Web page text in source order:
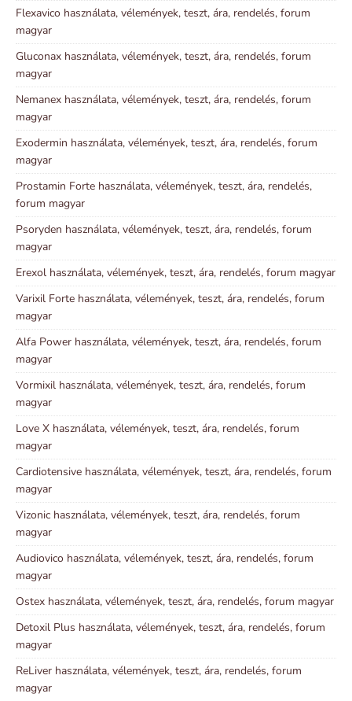
Flexavico használata, vélemények, teszt, ára, rendelés, forum
magyar
Gluconax használata, vélemények, teszt, ára, rendelés, forum
magyar
Nemanex használata, vélemények, teszt, ára, rendelés, forum
magyar
Exodermin használata, vélemények, teszt, ára, rendelés, forum
magyar
Prostamin Forte használata, vélemények, teszt, ára, rendelés,
forum magyar
Psoryden használata, vélemények, teszt, ára, rendelés, forum
magyar
Erexol használata, vélemények, teszt, ára, rendelés, forum magyar
Varixil Forte használata, vélemények, teszt, ára, rendelés, forum
magyar
Alfa Power használata, vélemények, teszt, ára, rendelés, forum
magyar
Vormixil használata, vélemények, teszt, ára, rendelés, forum
magyar
Love X használata, vélemények, teszt, ára, rendelés, forum
magyar
Cardiotensive használata, vélemények, teszt, ára, rendelés, forum
magyar
Vizonic használata, vélemények, teszt, ára, rendelés, forum
magyar
Audiovico használata, vélemények, teszt, ára, rendelés, forum
magyar
Ostex használata, vélemények, teszt, ára, rendelés, forum magyar
Detoxil Plus használata, vélemények, teszt, ára, rendelés, forum
magyar
ReLiver használata, vélemények, teszt, ára, rendelés, forum
magyar